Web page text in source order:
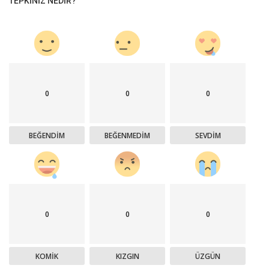
0
BEĞENDIM
0
BEĞENMEDIM
0
SEVDIM
0
KOMIK
0
KIZGIN
0
ÜZGÜN